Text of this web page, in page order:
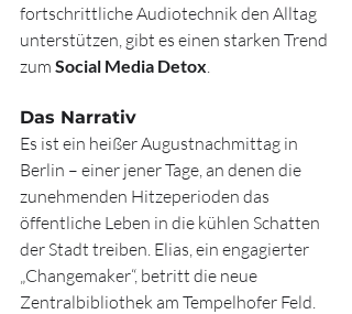
fortschrittliche Audiotechnik den Alltag
unterstützen, gibt es einen starken Trend
zum Social Media Detox
Das Narrativ
Es ist ein heißer Augustnachmittag in
Berlin – einer jener Tage, an denen die
zunehmenden Hitzeperioden das
öffentliche Leben in die kühlen Schatten
der Stadt treiben. Elias, ein engagierter
„Changemaker“, betritt die neue
Zentralbibliothek am Tempelhofer Feld.